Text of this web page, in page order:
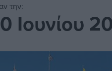
την:
Ιουνίου